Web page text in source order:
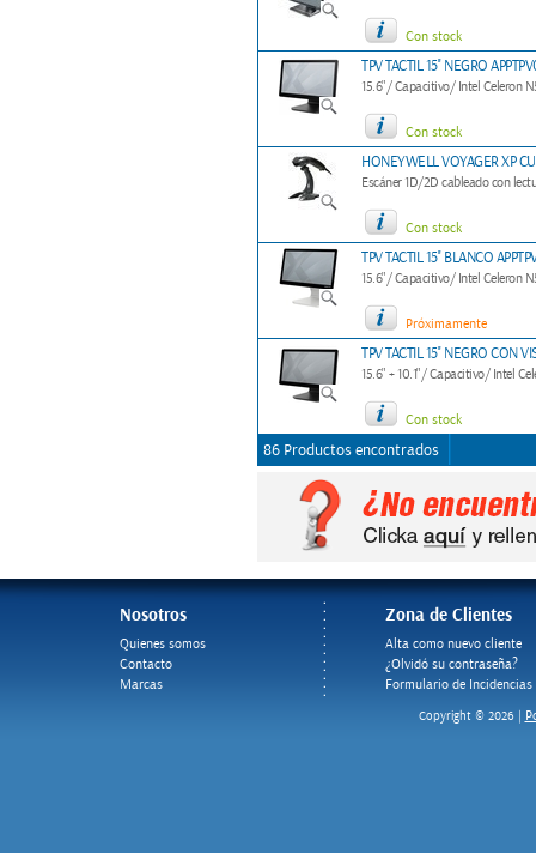
Con stock
TPV TACTIL 15'' NEGRO
15.6"/ Capacitivo/ Intel Celeron
Con stock
HONEYWELL VOYAGER XP
Escáner 1D/2D cableado con
Con stock
TPV TACTIL 15'' BLANCO
15.6"/ Capacitivo/ Intel Celeron
Próximamente
TPV TACTIL 15'' NEGRO CON
15.6" + 10.1"/ Capacitivo/ Intel
Con stock
86 Productos encontrados
Nosotros
Quienes somos
Contacto
Marcas
Zona de Clientes
Alta como nuevo cliente
¿Olvidó su contraseña?
Formulario de Incidencias
Copyright © 2026 |